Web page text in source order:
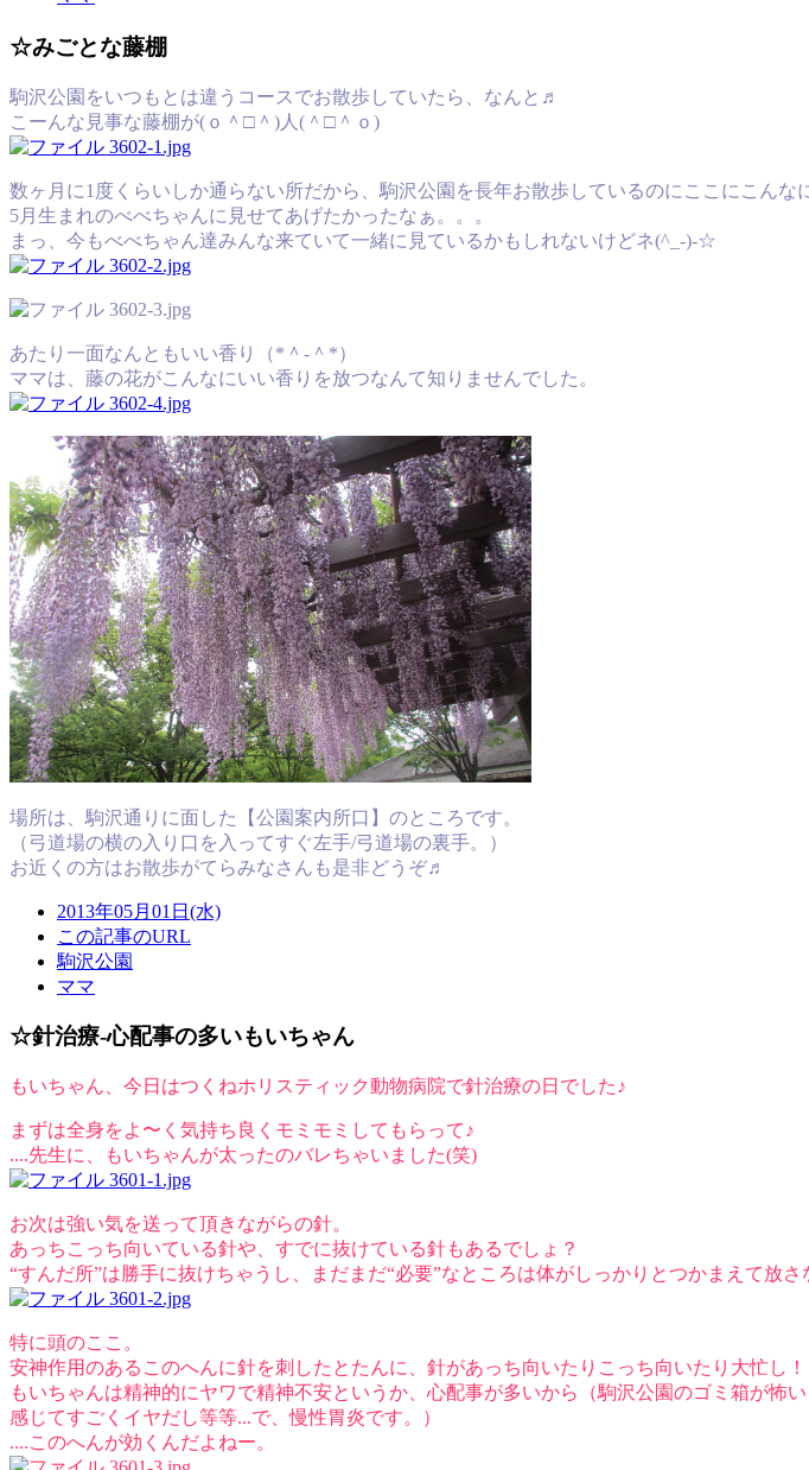
☆みごとな藤棚
駒沢公園をいつもとは違うコースでお散歩していたら、なんと♬
こーんな見事な藤棚が(ｏ＾□＾)人(＾□＾ｏ)
数ヶ月に1度くらいしか通らない所だから、駒沢公園を長年お散歩しているのにここにこんな
5月生まれのべべちゃんに見せてあげたかったなぁ。。。
まっ、今もべべちゃん達みんな来ていて一緒に見ているかもしれないけどネ(^_-)-☆
あたり一面なんともいい香り（*＾-＾*）
ママは、藤の花がこんなにいい香りを放つなんて知りませんでした。
場所は、駒沢通りに面した【公園案内所口】のところです。
（弓道場の横の入り口を入ってすぐ左手/弓道場の裏手。）
お近くの方はお散歩がてらみなさんも是非どうぞ♬
2013年05月01日(水)
この記事のURL
駒沢公園
ママ
☆針治療-心配事の多いもいちゃん
もいちゃん、今日はつくねホリスティック動物病院で針治療の日でした♪
まずは全身をよ〜く気持ち良くモミモミしてもらって♪
....先生に、もいちゃんが太ったのバレちゃいました(笑)
お次は強い気を送って頂きながらの針。
あっちこっち向いている針や、すでに抜けている針もあるでしょ？
“すんだ所”は勝手に抜けちゃうし、まだまだ“必要”なところは体がしっかりとつかまえて放さ
特に頭のここ。
安神作用のあるこのへんに針を刺したとたんに、針があっち向いたりこっち向いたり大忙し！
もいちゃんは精神的にヤワで精神不安というか、心配事が多いから（駒沢公園のゴミ箱が
感じてすごくイヤだし等等...で、慢性胃炎です。）
....このへんが効くんだよねー。